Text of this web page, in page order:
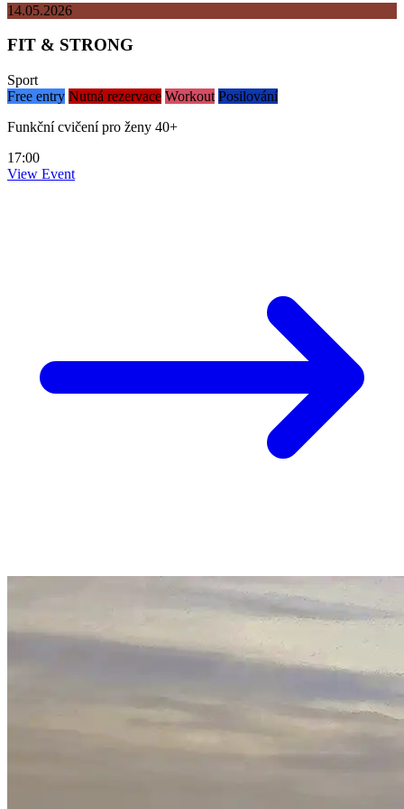
14.05.2026
FIT & STRONG
Sport
Free entry Nutná rezervace Workout Posilování
Funkční cvičení pro ženy 40+
17:00
View Event